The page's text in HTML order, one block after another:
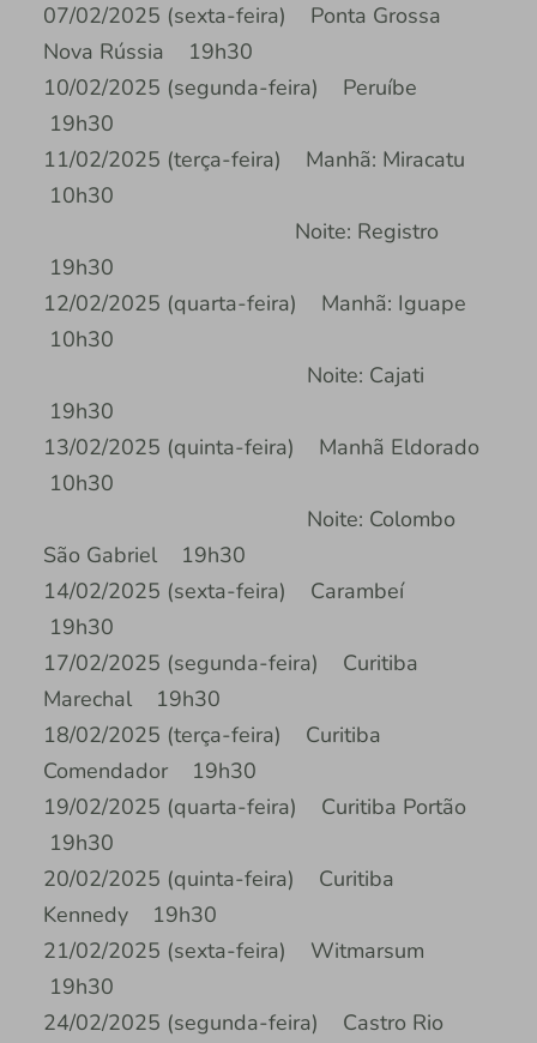
07/02/2025 (sexta-feira) Ponta Grossa
Nova Rússia 19h30
10/02/2025 (segunda-feira) Peruíbe
19h30
11/02/2025 (terça-feira) Manhã: Miracatu
10h30
Noite: Registro
19h30
12/02/2025 (quarta-feira) Manhã: Iguape
10h30
Noite: Cajati
19h30
13/02/2025 (quinta-feira) Manhã Eldorado
10h30
Noite: Colombo
São Gabriel 19h30
14/02/2025 (sexta-feira) Carambeí
19h30
17/02/2025 (segunda-feira) Curitiba
Marechal 19h30
18/02/2025 (terça-feira) Curitiba
Comendador 19h30
19/02/2025 (quarta-feira) Curitiba Portão
19h30
20/02/2025 (quinta-feira) Curitiba
Kennedy 19h30
21/02/2025 (sexta-feira) Witmarsum
19h30
24/02/2025 (segunda-feira) Castro Rio